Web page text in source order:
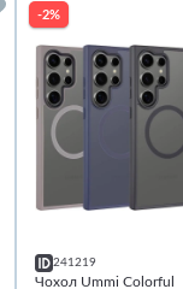
-2%
241219
Чохол Ummi Colorful